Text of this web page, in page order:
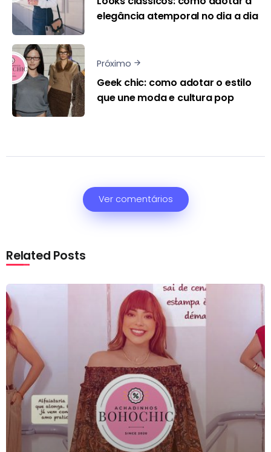
elegância atemporal no dia a dia
Próximo
Geek chic: como adotar o estilo
que une moda e cultura pop
Ver comentários
Related Posts